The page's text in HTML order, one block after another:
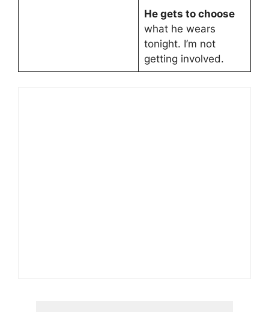
He gets to choose
what he wears
tonight. I’m not
getting involved.